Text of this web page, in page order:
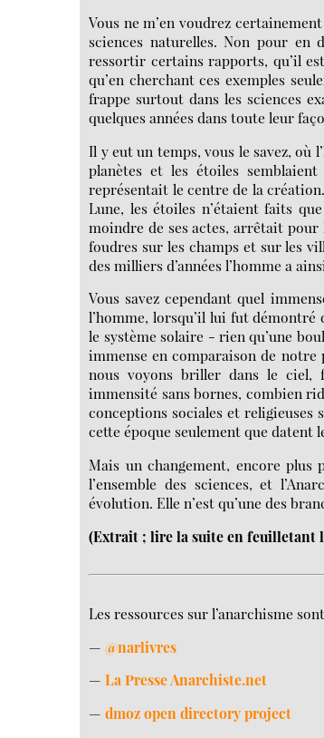
Vous ne m’en voudrez
sciences naturelles. Non pour
ressortir certains rapports, qu’il
qu’en cherchant ces exemples
frappe surtout dans les sciences
quelques années dans toute leur
Il y eut un temps, vous le savez, où
planètes et les étoiles
représentait le centre de la
Lune, les étoiles n’étaient faits
moindre de ses actes, arrêtait pour
foudres sur les champs et sur les
des milliers d’années l’homme a
Vous savez cependant quel
l’homme, lorsqu’il lui fut démontré
le système solaire - rien qu’une
immense en comparaison de notre
nous voyons briller dans le ciel,
immensité sans bornes, combien
conceptions sociales et religieuses
cette époque seulement que datent
Mais un changement, encore plus
l’ensemble des sciences, et
évolution. Elle n’est qu’une des
(Extrait ; lire la suite en feuilletant
Les ressources sur l’anarchisme
—@narlivres
—La Presse Anarchiste.net
—dmoz open directory project